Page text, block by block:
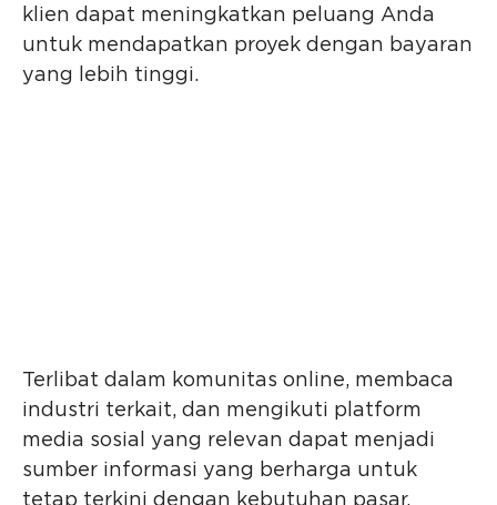
klien dapat meningkatkan peluang Anda
untuk mendapatkan proyek dengan bayaran
yang lebih tinggi.
Terlibat dalam komunitas online, membaca
industri terkait, dan mengikuti platform
media sosial yang relevan dapat menjadi
sumber informasi yang berharga untuk
tetap terkini dengan kebutuhan pasar.